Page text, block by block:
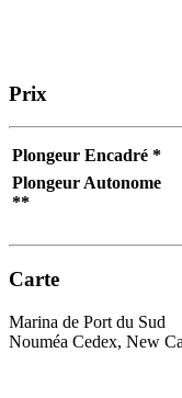
Prix
Plongeur Encadré *
Plongeur Autonome
**
Carte
Marina de Port du Sud
Nouméa Cedex, New